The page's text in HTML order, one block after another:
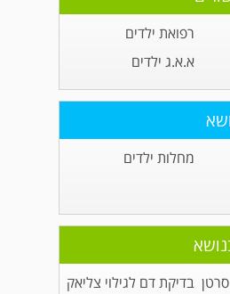
רפואת ילדים
א.א.ג ילדים
מחלות ילדים
בדיקת דם לגילוי צליאק